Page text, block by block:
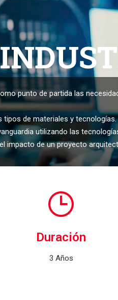
punto de partida las
de materiales y tecnologías.
utilizando las
impacto de un proyecto
Duración
3 Años